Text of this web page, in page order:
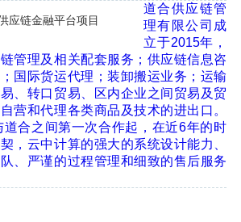
应链金融平台项目
道合供应链管
理有限公司成
立于2015年，
管理及相关配套服务；供应链信息咨
国际货运代理；装卸搬运业务；运输
、转口贸易、区内企业之间贸易及贸
营和代理各类商品及技术的进出口。
道合之间第一次合作起，在近6年的时
，云中计算的强大的系统设计能力、
、严谨的过程管理和细致的售后服务